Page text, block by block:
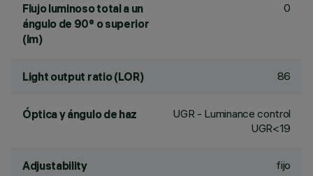
Flujo luminoso total a un
ángulo de 90° o superior
(lm)
0
Light output ratio (LOR) 86
Óptica y ángulo de haz
UGR - Luminance control
UGR<19
Adjustability fijo